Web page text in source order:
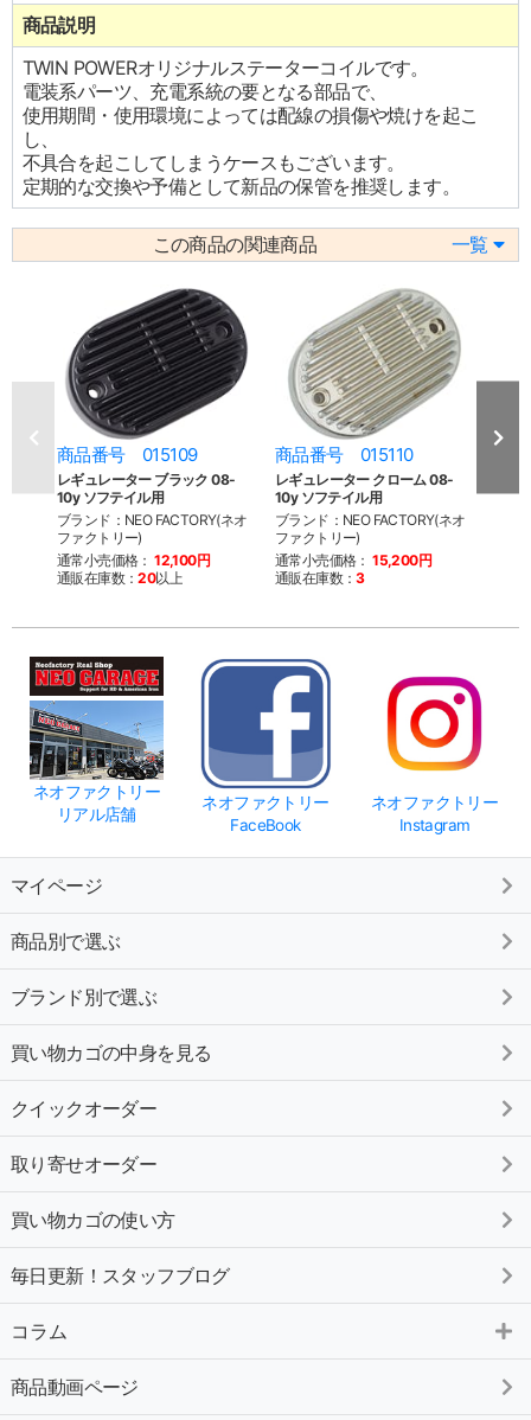
商品説明
TWIN POWERオリジナルステーターコイルです。
電装系パーツ、充電系統の要となる部品で、
使用期間・使用環境によっては配線の損傷や焼けを起こ
し、
不具合を起こしてしまうケースもございます。
定期的な交換や予備として新品の保管を推奨します。
この商品の関連商品 一覧
商品番号 015109
レギュレーター ブラック 08-
10y ソフテイル用
ブランド：NEO FACTORY(ネオ
ファクトリー)
通常小売価格： 12,100円
通販在庫数：20以上
商品番号 015110
レギュレーター クローム 08-
10y ソフテイル用
ブランド：NEO FACTORY(ネオ
ファクトリー)
通常小売価格： 15,200円
通販在庫数：3
ル
ネオファクトリー
リアル店舗
ネオファクトリー
FaceBook
ネオファクトリー
Instagram
マイページ
商品別で選ぶ
ブランド別で選ぶ
買い物カゴの中身を見る
クイックオーダー
取り寄せオーダー
買い物カゴの使い方
毎日更新！スタッフブログ
コラム
商品動画ページ